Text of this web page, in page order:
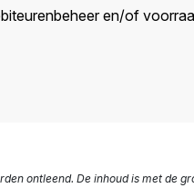
en/of
ontleend. De inhoud is met de